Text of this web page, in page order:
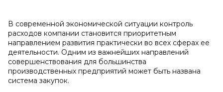
В современной экономической ситуации контроль
расходов компании становится приоритетным
направлением развития практически во всех сферах ее
деятельности. Одним из важнейших направлений
совершенствования для большинства
производственных предприятий может быть названа
система закупок.